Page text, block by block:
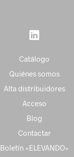
Catálogo
Quiénes somos
Alta distribuidores
Acceso
Blog
Contactar
Boletín «ELEVANDO»